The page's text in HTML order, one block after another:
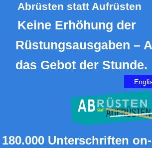
Abrüsten statt Aufrüsten
Keine Erhöhung der
Rüstungsausgaben –
das Gebot der Stunde.
180.000 Unterschriften